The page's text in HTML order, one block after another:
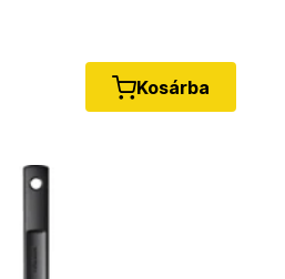
Kosárba